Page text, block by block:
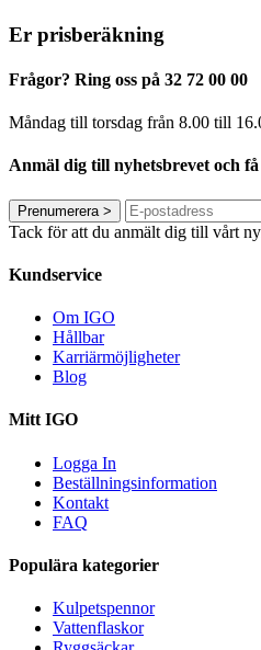
Er prisberäkning
Frågor? Ring oss på 32 72 00 00
Måndag till torsdag från 8.00 till
Anmäl dig till nyhetsbrevet och
Prenumerera >
Tack för att du anmält dig till vårt
Kundservice
Om IGO
Hållbar
Karriärmöjligheter
Blog
Mitt IGO
Logga In
Beställningsinformation
Kontakt
FAQ
Populära kategorier
Kulpetspennor
Vattenflaskor